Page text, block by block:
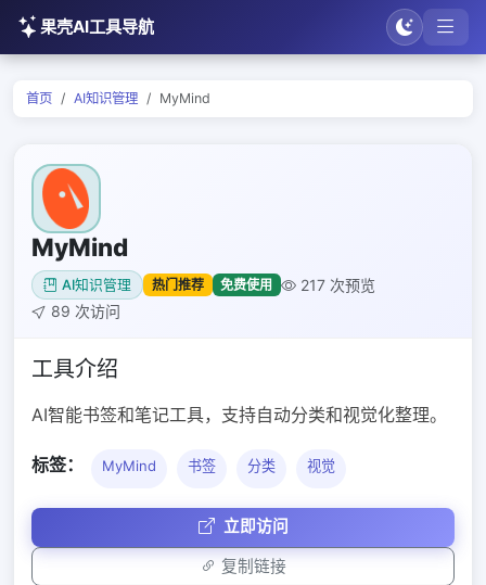
果壳AI工具导航
首页 AI知识管理 MyMind
MyMind
AI知识管理 热门推荐 免费使用
217 次预览
89 次访问
工具介绍
AI智能书签和笔记工具，支持自动分类和视觉化整理。
标签： MyMind 书签 分类 视觉
立即访问
复制链接